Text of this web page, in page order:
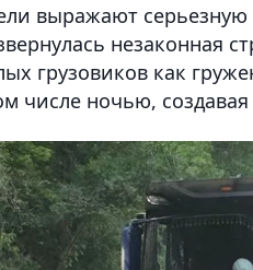
выражают серьезную
незаконная
грузовиков как
числе ночью,